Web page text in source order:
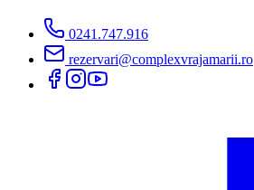
0241.747.916
rezervari@complexvrajamarii.ro